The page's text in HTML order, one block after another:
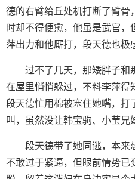
德的右臂给丘处机打断了臂骨
时却不得便愈，他虽是武官
萍出力和他厮打，段天德也极
过不了几天，那矮胖子和
在屋里悄悄躲过，不料李萍得
段天德忙用棉被塞住她嘴，打
叫，虽然没让韩宝驹、小莹兄
段天德带了她同逃，本来
不敢过于紧逼，但眼前情势